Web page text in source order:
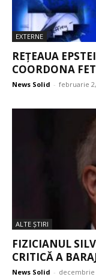
EXTERNE
REȚEAUA
COORDONA
News Solid - februarie
ALTE ŞTIRI
FIZICIANUL
CRITICĂ A
News Solid - decembrie